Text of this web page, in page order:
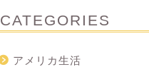
CATEGORIES
アメリカ生活